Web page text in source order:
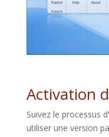
Activation
Suivez le processus
utiliser une version